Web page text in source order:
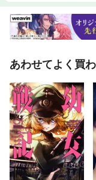
あわせてよく買